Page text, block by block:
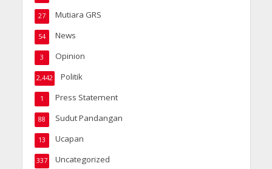
Mutiara GRS
27
News
54
Opinion
3
Politik
2,442
Press Statement
1
Sudut Pandangan
88
Ucapan
13
Uncategorized
337